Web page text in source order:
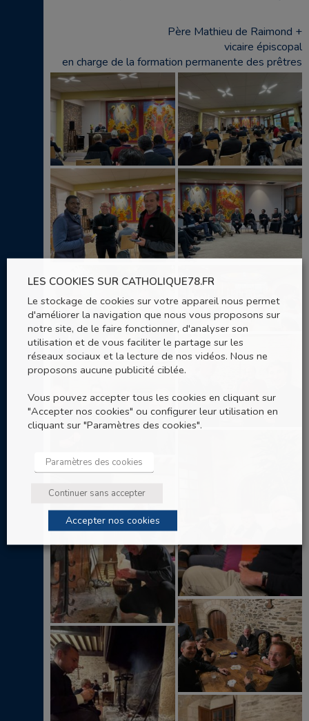
Père Mathieu de Raimond +
vicaire épiscopal
en charge de la formation permanente des prêtres
LES COOKIES SUR CATHOLIQUE78.FR
Le stockage de cookies sur votre appareil nous permet
d'améliorer la navigation que nous vous proposons sur
notre site, de le faire fonctionner, d'analyser son
utilisation et de vous faciliter le partage sur les
réseaux sociaux et la lecture de nos vidéos. Nous ne
proposons aucune publicité ciblée.
Vous pouvez accepter tous les cookies en cliquant sur
"Accepter nos cookies" ou configurer leur utilisation en
cliquant sur "Paramètres des cookies".
Paramètres des cookies
Continuer sans accepter
Accepter nos cookies